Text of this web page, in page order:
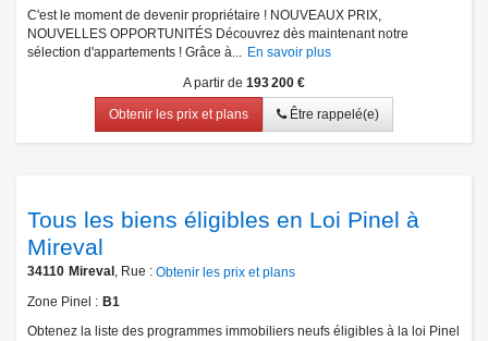
C'est le moment de devenir propriétaire ! NOUVEAUX PRIX,
NOUVELLES OPPORTUNITÉS Découvrez dès maintenant notre
sélection d'appartements ! Grâce à...
En savoir plus
A partir de 193 200 €
Obtenir les prix et plans Être rappelé(e)
Tous les biens éligibles en Loi Pinel à
Mireval
34110 Mireval , Rue : Obtenir les prix et plans
Zone Pinel
B1
Obtenez la liste des programmes immobiliers neufs éligibles à la loi Pinel